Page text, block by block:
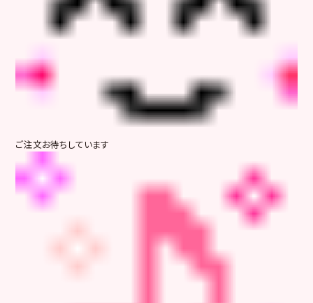
ご注文お待ちしています